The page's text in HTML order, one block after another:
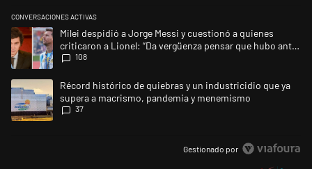
CONVERSACIONES ACTIVAS
Este listado muestra los artículos con más comentarios en los últimos
Un artículo de tendencia con el título "Milei despidió a Jorge Messi y
Milei despidió a Jorge Messi y cuestionó a quienes
criticaron a Lionel: “Da vergüenza pensar que hubo anti-
Messi”
108
Un artículo de tendencia con el título "Récord histórico de quiebras y
Récord histórico de quiebras y un industricidio que ya
supera a macrismo, pandemia y menemismo
37
Gestionado por